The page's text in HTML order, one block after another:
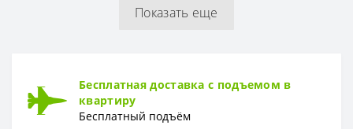
Показать еще
Бесплатная доставка с подъемом в
квартиру
Бесплатный подъём